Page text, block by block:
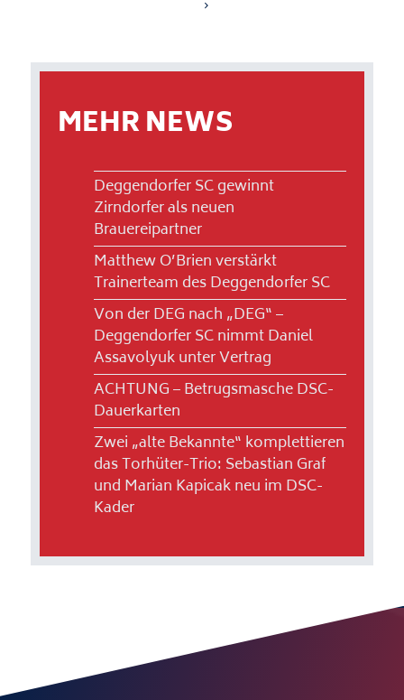
MEHR NEWS
Deggendorfer SC gewinnt
Zirndorfer als neuen
Brauereipartner
Matthew O’Brien verstärkt
Trainerteam des Deggendorfer SC
Von der DEG nach „DEG“ –
Deggendorfer SC nimmt Daniel
Assavolyuk unter Vertrag
ACHTUNG – Betrugsmasche DSC-
Dauerkarten
Zwei „alte Bekannte“ komplettieren
das Torhüter-Trio: Sebastian Graf
und Marian Kapicak neu im DSC-
Kader